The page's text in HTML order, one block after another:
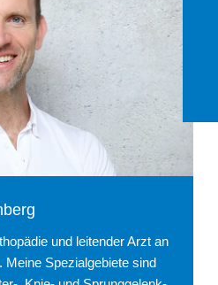
und leitender Arzt an
Meine Spezialgebiete sind